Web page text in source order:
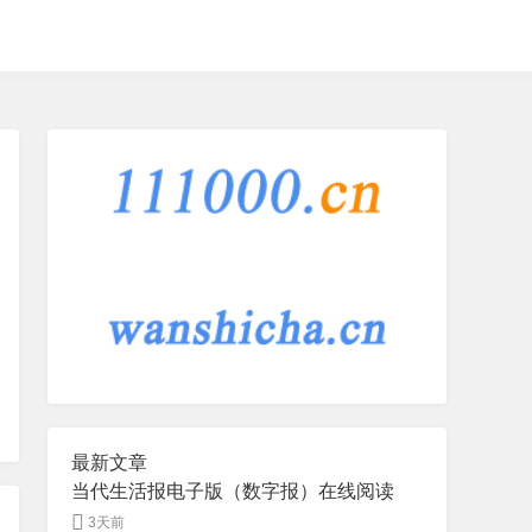
最新文章
当代生活报电子版（数字报）在线阅读
3天前